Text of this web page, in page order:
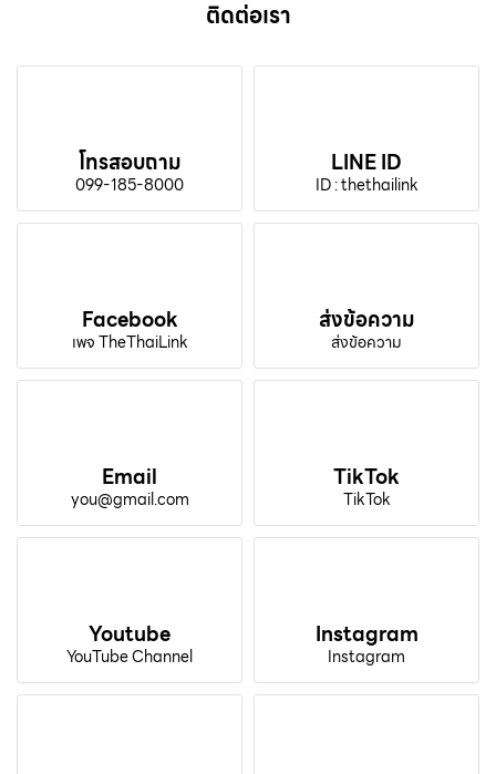
ติดต่อเรา
โทรสอบถาม
099-185-8000
LINE ID
ID : thethailink
Facebook
เพจ TheThaiLink
ส่งข้อความ
ส่งข้อความ
Email
you@gmail.com
TikTok
TikTok
Youtube
YouTube Channel
Instagram
Instagram